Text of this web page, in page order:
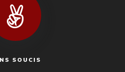
SOUCIS